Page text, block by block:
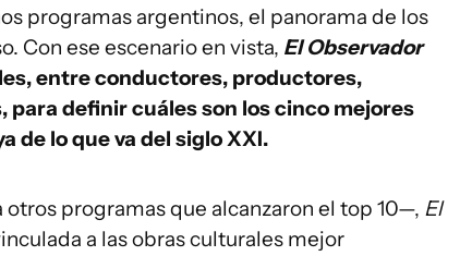
programas argentinos, el panorama de los
Con ese escenario en vista, El Observador
entre conductores, productores,
definir cuáles son los cinco mejores
de lo que va del siglo XXI.
programas que alcanzaron el top 10—, El
a las obras culturales mejor